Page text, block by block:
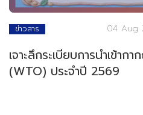
ข่าวสาร 04 Aug
เจาะลึกระเบียบการนำเข้าก
(WTO) ประจำปี 2569